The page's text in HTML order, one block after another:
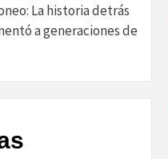
La historia detrás
a generaciones de